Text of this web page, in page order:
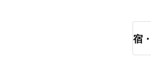
宿